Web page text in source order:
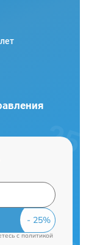
cполитикой